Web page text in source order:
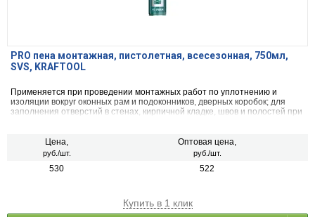
PRO пена монтажная, пистолетная, всесезонная, 750мл,
SVS, KRAFTOOL
Применяется при проведении монтажных работ по уплотнению и
изоляции вокруг оконных рам и подоконников, дверных коробок; для
заполнения отверстий в стенах, кирпичной кладке, швов и полостей при
водой). Для уплотнительных работ вокруг арматуры и несущих
конструкций стен, потолка и крыши.
Цена,
руб./шт.
Оптовая цена,
руб./шт.
530 522
Купить в 1 клик